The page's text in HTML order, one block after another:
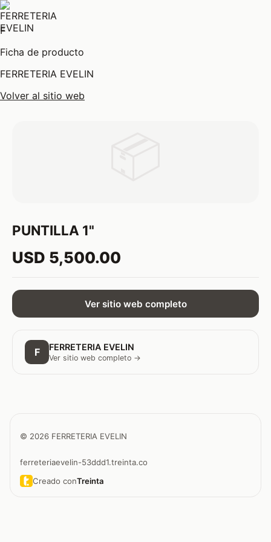
F
Ficha de producto
FERRETERIA EVELIN
Volver al sitio web
PUNTILLA 1"
USD 5,500.00
Ver sitio web completo
F FERRETERIA EVELIN
Ver sitio web completo →
© 2026 FERRETERIA EVELIN
ferreteriaevelin-53ddd1.treinta.co
Creado conTreinta